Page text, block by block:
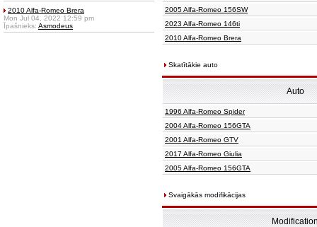
2010 Alfa-Romeo Brera
Mon Jul 04, 2022 12:59 pm
Īpašnieks: Asmodeus
2005 Alfa-Romeo 156SW
2023 Alfa-Romeo 146ti
2010 Alfa-Romeo Brera
Skatītākie auto
Auto
1996 Alfa-Romeo Spider
2004 Alfa-Romeo 156GTA
2001 Alfa-Romeo GTV
2017 Alfa-Romeo Giulia
2005 Alfa-Romeo 156GTA
Svaigākās modifikācijas